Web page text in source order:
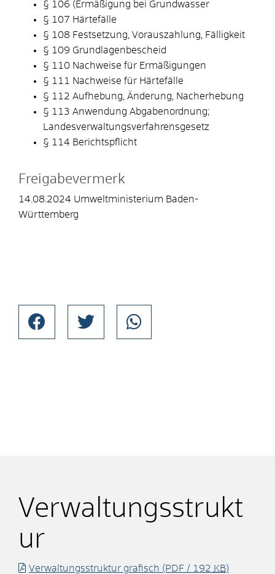
§ 106 (Ermäßigung bei Grundwasser
§ 107 Härtefälle
§ 108 Festsetzung, Vorauszahlung, Fälligkeit
§ 109 Grundlagenbescheid
§ 110 Nachweise für Ermäßigungen
§ 111 Nachweise für Härtefälle
§ 112 Aufhebung, Änderung, Nacherhebung
§ 113 Anwendung Abgabenordnung;
Landesverwaltungsverfahrensgesetz
§ 114 Berichtspflicht
Freigabevermerk
14.08.2024 Umweltministerium Baden-
Württemberg
Verwaltungsstrukt
ur
Verwaltungsstruktur grafisch (PDF / 192 KB)